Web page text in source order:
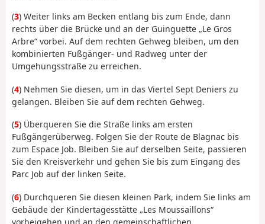
(3) Weiter links am Becken entlang bis zum Ende, dann
rechts über die Brücke und an der Guinguette „Le Gros
Arbre“ vorbei. Auf dem rechten Gehweg bleiben, um den
kombinierten Fußgänger- und Radweg unter der
Umgehungsstraße zu erreichen.
(4) Nehmen Sie diesen, um in das Viertel Sept Deniers zu
gelangen. Bleiben Sie auf dem rechten Gehweg.
(5) Überqueren Sie die Straße links am ersten
Fußgängerüberweg. Folgen Sie der Route de Blagnac bis
zum Espace Job. Bleiben Sie auf derselben Seite, passieren
Sie den Kreisverkehr und gehen Sie bis zum Eingang des
Parc Job auf der linken Seite.
(6) Durchqueren Sie diesen kleinen Park, indem Sie links am
Gebäude der Kindertagesstätte „Les Moussaillons“